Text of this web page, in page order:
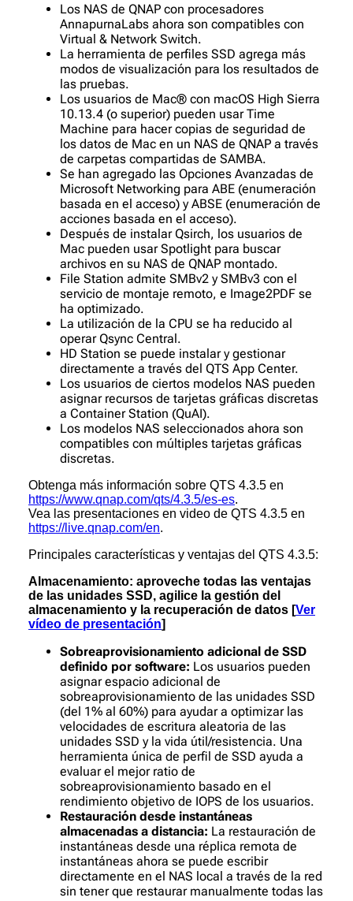
Los NAS de QNAP con procesadores
AnnapurnaLabs ahora son compatibles con
Virtual & Network Switch.
La herramienta de perfiles SSD agrega más
modos de visualización para los resultados de
las pruebas.
Los usuarios de Mac® con macOS High Sierra
10.13.4 (o superior) pueden usar Time
Machine para hacer copias de seguridad de
los datos de Mac en un NAS de QNAP a través
de carpetas compartidas de SAMBA.
Se han agregado las Opciones Avanzadas de
Microsoft Networking para ABE (enumeración
basada en el acceso) y ABSE (enumeración de
acciones basada en el acceso).
Después de instalar Qsirch, los usuarios de
Mac pueden usar Spotlight para buscar
archivos en su NAS de QNAP montado.
File Station admite SMBv2 y SMBv3 con el
servicio de montaje remoto, e Image2PDF se
ha optimizado.
La utilización de la CPU se ha reducido al
operar Qsync Central.
HD Station se puede instalar y gestionar
directamente a través del QTS App Center.
Los usuarios de ciertos modelos NAS pueden
asignar recursos de tarjetas gráficas discretas
a Container Station (QuAI).
Los modelos NAS seleccionados ahora son
compatibles con múltiples tarjetas gráficas
discretas.
Obtenga más información sobre QTS 4.3.5 en
https://www.qnap.com/qts/4.3.5/es-es.
Vea las presentaciones en video de QTS 4.3.5 en
https://live.qnap.com/en.
Principales características y ventajas del QTS 4.3.5:
Almacenamiento: aproveche todas las ventajas
de las unidades SSD, agilice la gestión del
almacenamiento y la recuperación de datos [Ver
vídeo de presentación]
Sobreaprovisionamiento adicional de SSD
definido por software: Los usuarios pueden
asignar espacio adicional de
sobreaprovisionamiento de las unidades SSD
(del 1% al 60%) para ayudar a optimizar las
velocidades de escritura aleatoria de las
unidades SSD y la vida útil/resistencia. Una
herramienta única de perfil de SSD ayuda a
evaluar el mejor ratio de
sobreaprovisionamiento basado en el
rendimiento objetivo de IOPS de los usuarios.
Restauración desde instantáneas
almacenadas a distancia: La restauración de
instantáneas desde una réplica remota de
instantáneas ahora se puede escribir
directamente en el NAS local a través de la red
sin tener que restaurar manualmente todas las